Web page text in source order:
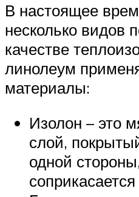
В настоящее
несколько видов
качестве
линолеум
материалы:
Изолон – это
слой,
одной